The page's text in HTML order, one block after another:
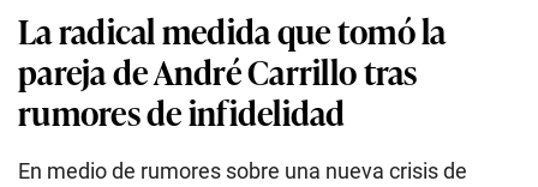
La radical medida que tomó la
pareja de André Carrillo tras
rumores de infidelidad
En medio de rumores sobre una nueva crisis de